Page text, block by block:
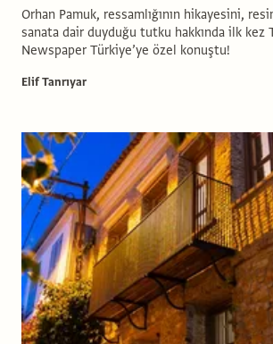
Orhan Pamuk, ressamlığının hikayesini,
sanata dair duyduğu tutku hakkında ilk kez
Newspaper Türkiye’ye özel konuştu!
Elif Tanrıyar